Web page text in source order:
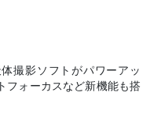
撮影ソフトがパワーアッ
フォーカスなど新機能も搭